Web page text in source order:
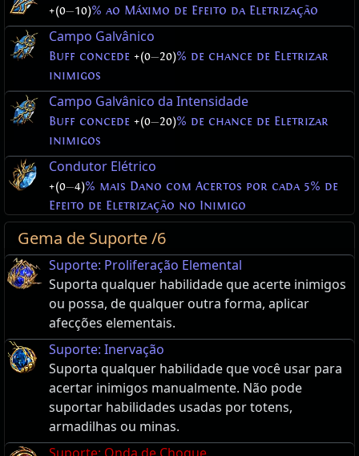
+(0—10)% ao Máximo de Efeito da Eletrização
Campo Galvânico
Buff concede +(0—20)% de chance de Eletrizar
inimigos
Campo Galvânico da Intensidade
Buff concede +(0—20)% de chance de Eletrizar
inimigos
Condutor Elétrico
+(0—4)% mais Dano com Acertos por cada 5% de
Efeito de Eletrização no Inimigo
Gema de Suporte /6
Suporte: Proliferação Elemental
Suporta qualquer habilidade que acerte inimigos
ou possa, de qualquer outra forma, aplicar
afecções elementais.
Suporte: Inervação
Suporta qualquer habilidade que você usar para
acertar inimigos manualmente. Não pode
suportar habilidades usadas por totens,
armadilhas ou minas.